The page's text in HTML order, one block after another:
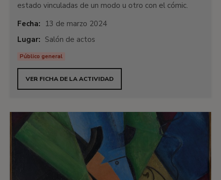
estado vinculadas de un modo u otro con el cómic.
Fecha: 13 de marzo 2024
Lugar: Salón de actos
Público general
VER FICHA DE LA ACTIVIDAD